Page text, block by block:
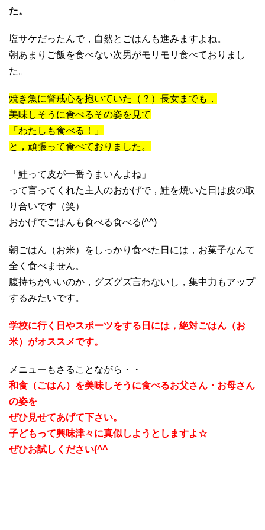
た。
塩サケだったんで，自然とごはんも進みますよね。
朝あまりご飯を食べない次男がモリモリ食べておりまし
た。
焼き魚に警戒心を抱いていた（？）長女までも，
美味しそうに食べるその姿を見て
「わたしも食べる！」
と，頑張って食べておりました。
「鮭って皮が一番うまいんよね」
って言ってくれた主人のおかげで，鮭を焼いた日は皮の取
り合いです（笑）
おかげでごはんも食べる食べる(^^)
朝ごはん（お米）をしっかり食べた日には，お菓子なんて
全く食べません。
腹持ちがいいのか，グズグズ言わないし，集中力もアップ
するみたいです。
学校に行く日やスポーツをする日には，絶対ごはん（お
米）がオススメです。
メニューもさることながら・・
和食（ごはん）を美味しそうに食べるお父さん・お母さん
の姿を
ぜひ見せてあげて下さい。
子どもって興味津々に真似しようとしますよ☆
ぜひお試しください(^^